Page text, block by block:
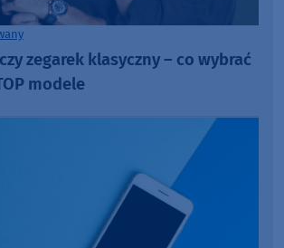
zegarek klasyczny – co wybrać
modele